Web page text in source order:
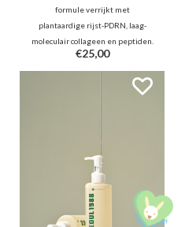
formule verrijkt met
plantaardige rijst-PDRN, laag-
moleculair collageen en peptiden.
Het geeft een krachtige
elasticiteitsboost, vult fijne
lijntjes van binnenuit op en zorgt
€25,00